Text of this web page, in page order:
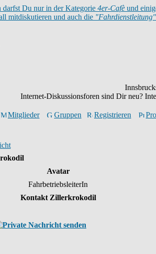
darfst Du nur in der Kategorie 4er-Cafè und
mitdiskutieren und auch die "Fahrdienstleitung"
Internet-Diskussionsforen sind Dir neu?
Mitglieder Gruppen Registrieren
Avatar
FahrbetriebsleiterIn
Kontakt Zillerkrokodil